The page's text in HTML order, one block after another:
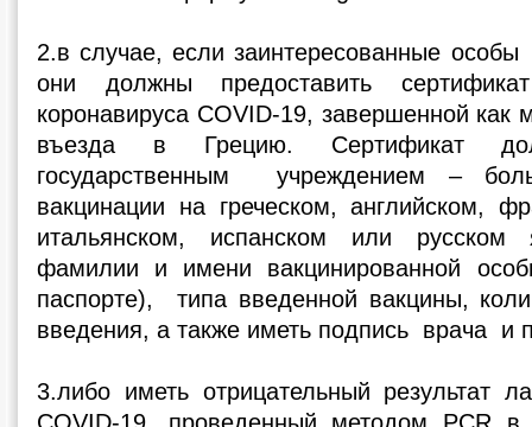
2.в случае, если заинтересованные
они должны предоставить
коронавируса COVID-19, завершенной
въезда в Грецию. Сертификат
государственным учреждением –
вакцинации на греческом, английском,
итальянском, испанском или русском
фамилии и имени вакцинированной
паспорте), типа введенной вакцины,
введения, а также иметь подпись врача и
3.либо иметь отрицательный результат